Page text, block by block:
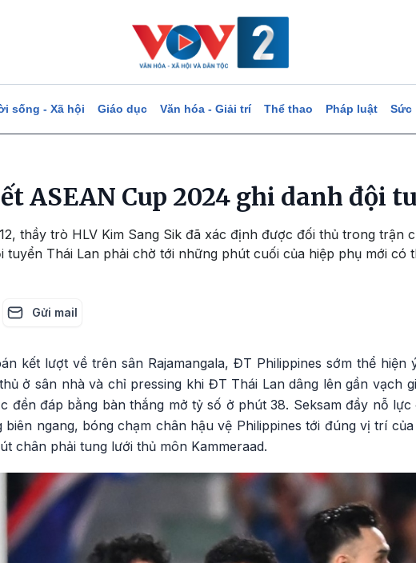
sống - Xã hội Giáo dục Văn hóa - Giải trí Thể thao Pháp luật Sức
ASEAN Cup 2024 ghi danh đội
thầy trò HLV Kim Sang Sik đã xác định được đối thủ trong trận
tuyển Thái Lan phải chờ tới những phút cuối của hiệp phụ mới có
Gửi mail
kết lượt về trên sân Rajamangala, ĐT Philippines sớm thể
ở sân nhà và chỉ pressing khi ĐT Thái Lan dâng lên gần vạch
đền đáp bằng bàn thắng mở tỷ số ở phút 38. Seksam đầy nỗ
biên ngang, bóng chạm chân hậu vệ Philippines tới đúng vị trí
chân phải tung lưới thủ môn Kammeraad.